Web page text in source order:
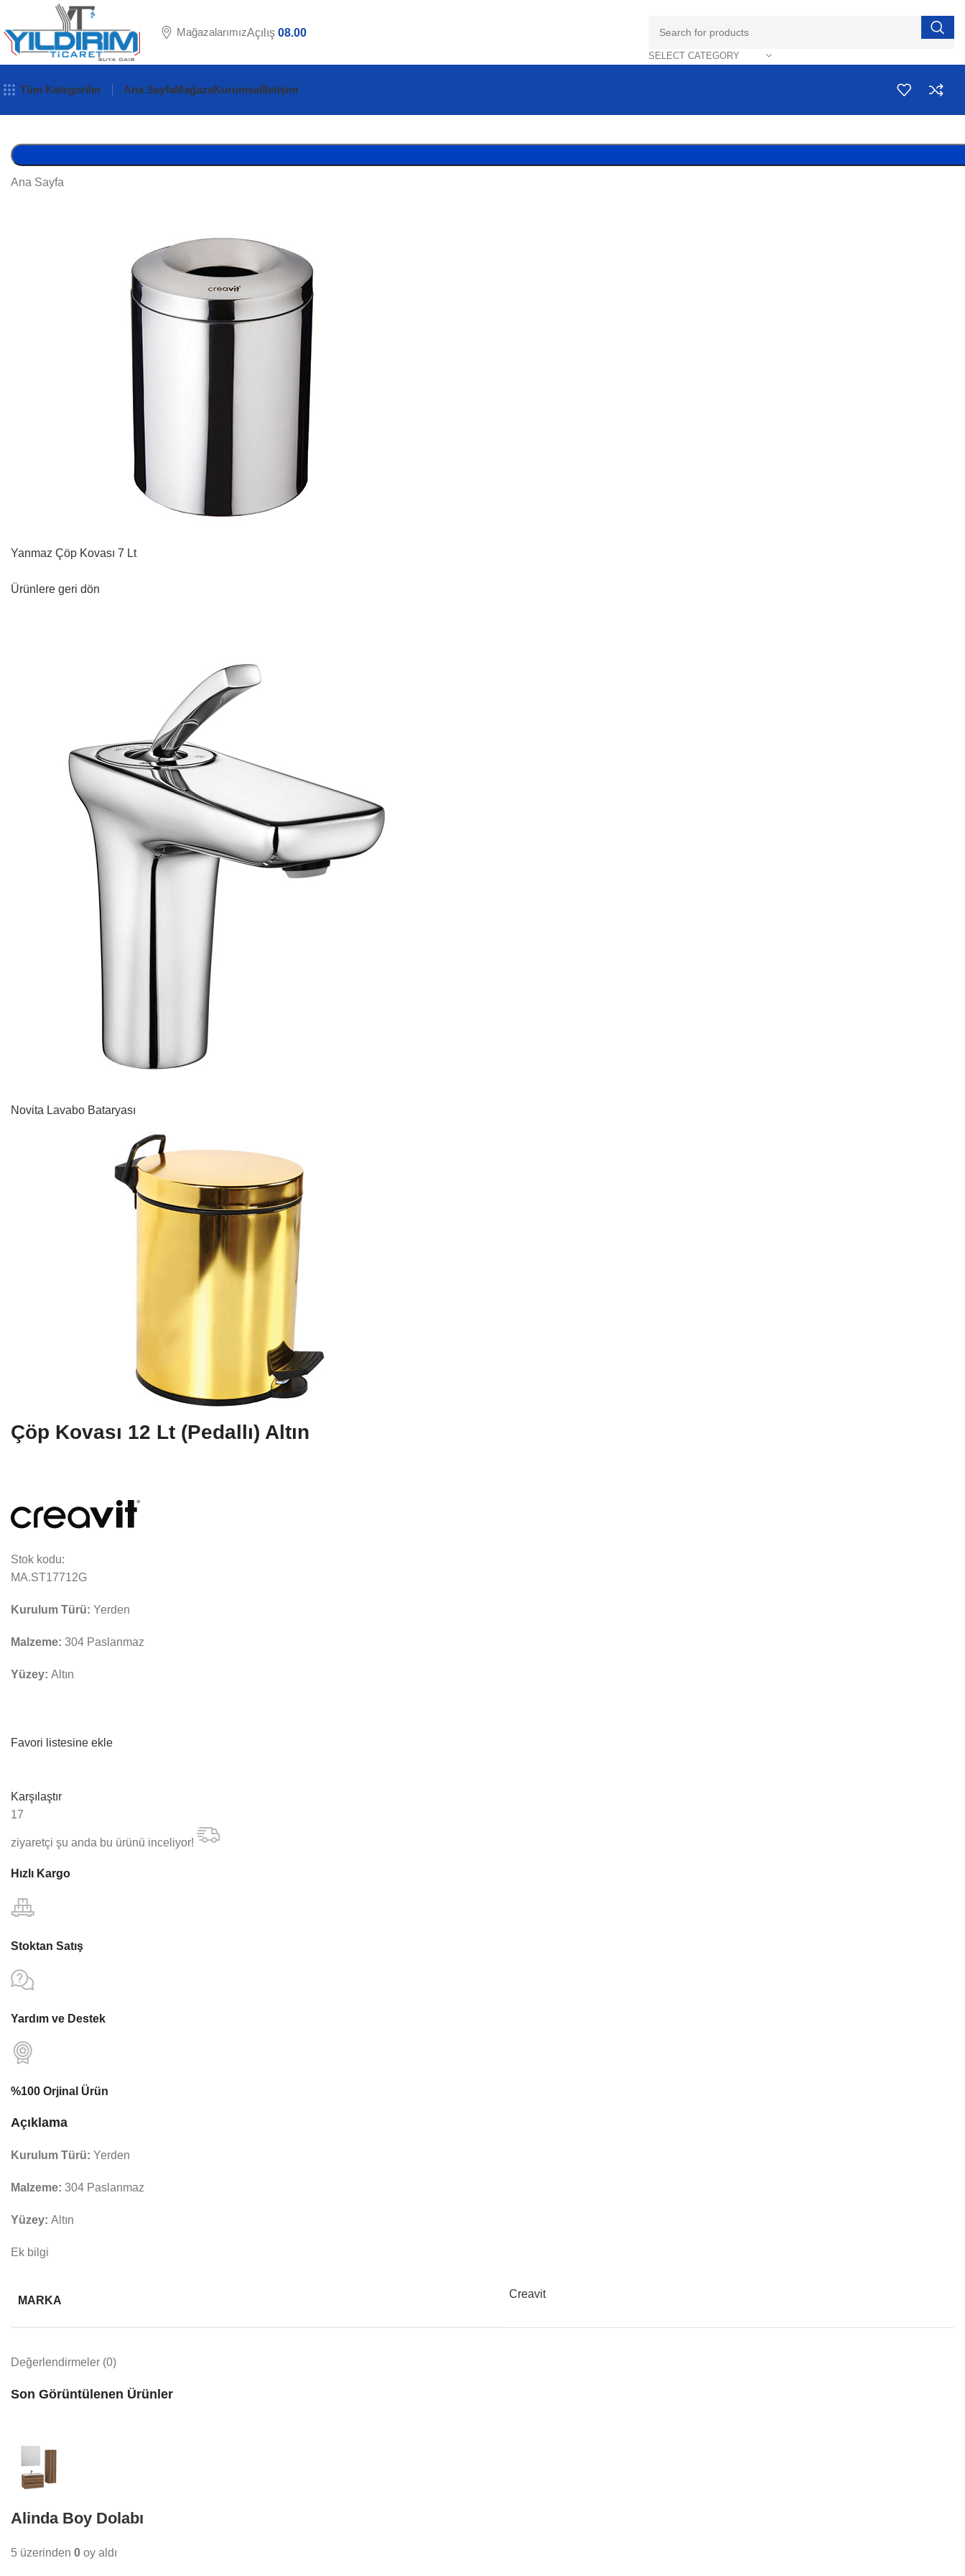
MağazalarımızAçılış 08.00
SELECT CATEGORY
Tüm Kategoriler Ana SayfaMağazaKurumsalİletişim
Ana Sayfa
Yanmaz Çöp Kovası 7 Lt
Ürünlere geri dön
Novita Lavabo Bataryası
Çöp Kovası 12 Lt (Pedallı) Altın
Stok kodu:
MA.ST17712G
Kurulum Türü: Yerden
Malzeme: 304 Paslanmaz
Yüzey: Altın
Favori listesine ekle
Karşılaştır
17
ziyaretçi şu anda bu ürünü inceliyor!
Hızlı Kargo
Stoktan Satış
Yardım ve Destek
%100 Orjinal Ürün
Açıklama
Kurulum Türü: Yerden
Malzeme: 304 Paslanmaz
Yüzey: Altın
Ek bilgi
MARKA
Creavit
Değerlendirmeler (0)
Son Görüntülenen Ürünler
Alinda Boy Dolabı
5 üzerinden 0 oy aldı